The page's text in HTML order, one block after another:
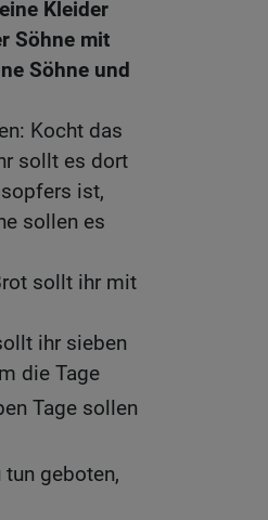
Kleider
Söhne mit
Söhne und
Kocht das
sollt es dort
ist,
sollen es
sollt ihr mit
ihr sieben
die Tage
Tage sollen
geboten,